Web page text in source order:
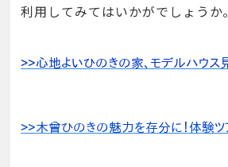
利用してみてはいかがでしょうか。